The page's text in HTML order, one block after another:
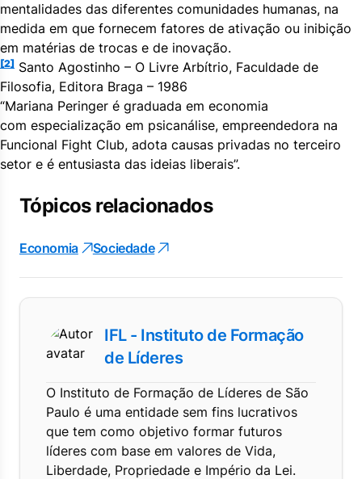
mentalidades das diferentes comunidades humanas, na
medida em que fornecem fatores de ativação ou inibição
em matérias de trocas e de inovação.
[2] Santo Agostinho – O Livre Arbítrio, Faculdade de
Filosofia, Editora Braga – 1986
“Mariana Peringer é graduada em economia
com especialização em psicanálise, empreendedora na
Funcional Fight Club, adota causas privadas no terceiro
setor e é entusiasta das ideias liberais”.
Tópicos relacionados
Economia Sociedade
IFL - Instituto de Formação
de Líderes
O Instituto de Formação de Líderes de São
Paulo é uma entidade sem fins lucrativos
que tem como objetivo formar futuros
líderes com base em valores de Vida,
Liberdade, Propriedade e Império da Lei.